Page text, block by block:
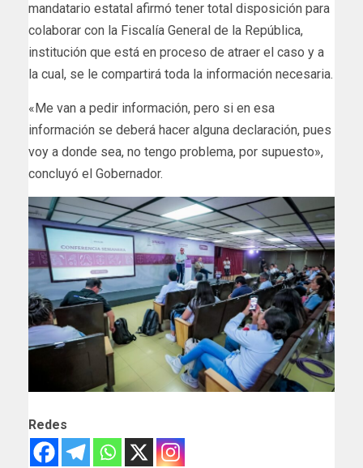
mandatario estatal afirmó tener total disposición para
colaborar con la Fiscalía General de la República,
institución que está en proceso de atraer el caso y a
la cual, se le compartirá toda la información necesaria.
«Me van a pedir información, pero si en esa
información se deberá hacer alguna declaración, pues
voy a donde sea, no tengo problema, por supuesto»,
concluyó el Gobernador.
Redes